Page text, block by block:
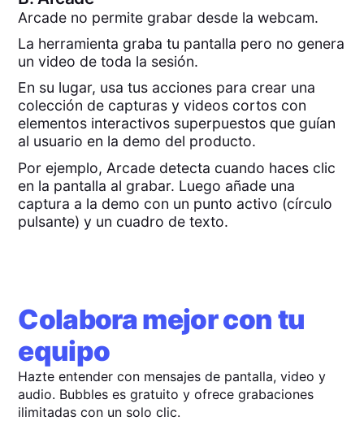
Arcade no permite grabar desde la webcam.
La herramienta graba tu pantalla pero no genera
un video de toda la sesión.
En su lugar, usa tus acciones para crear una
colección de capturas y videos cortos con
elementos interactivos superpuestos que guían
al usuario en la demo del producto.
Por ejemplo, Arcade detecta cuando haces clic
en la pantalla al grabar. Luego añade una
captura a la demo con un punto activo (círculo
pulsante) y un cuadro de texto.
Colabora mejor con tu
equipo
Hazte entender con mensajes de pantalla, video y
audio. Bubbles es gratuito y ofrece grabaciones
ilimitadas con un solo clic.